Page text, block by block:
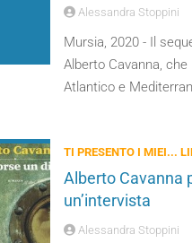
Alessandra Stoppini
Mursia, 2020 - Il
Alberto Cavanna,
Atlantico e
TI PRESENTO I MIEI...
Alberto Cavanna
un’intervista
Alessandra Stoppini